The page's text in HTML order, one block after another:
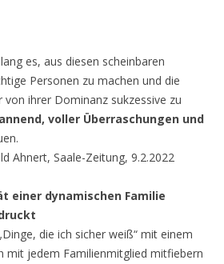
es, aus diesen scheinbaren
Personen zu machen und die
ihrer Dominanz sukzessive zu
voller Überraschungen und
Ahnert, Saale-Zeitung, 9.2.2022
einer dynamischen Familie
die ich sicher weiß“ mit einem
mit jedem Familienmitglied mitfiebern